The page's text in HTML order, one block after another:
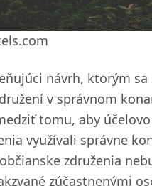
návrh, ktorým sa
v správnom
tomu, aby účelovo
využívali správne
združenia
zúčastnenými